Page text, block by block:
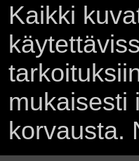
Kaikki
mukaisesti
korvausta.